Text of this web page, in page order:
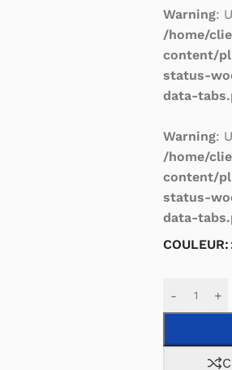
Warning:
/home/
content/
status-
data-
Warning:
/home/
content/
status-
data-
COULEUR:
- +
Alternative: